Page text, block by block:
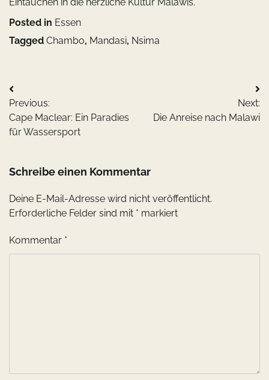
Posted in Essen
Tagged Chambo, Mandasi, Nsima
Beitragsnavigation
Previous:
Cape Maclear: Ein Paradies
für Wassersport
Next:
Die Anreise nach Malawi
Schreibe einen Kommentar
Deine E-Mail-Adresse wird nicht veröffentlicht.
Erforderliche Felder sind mit * markiert
Kommentar *